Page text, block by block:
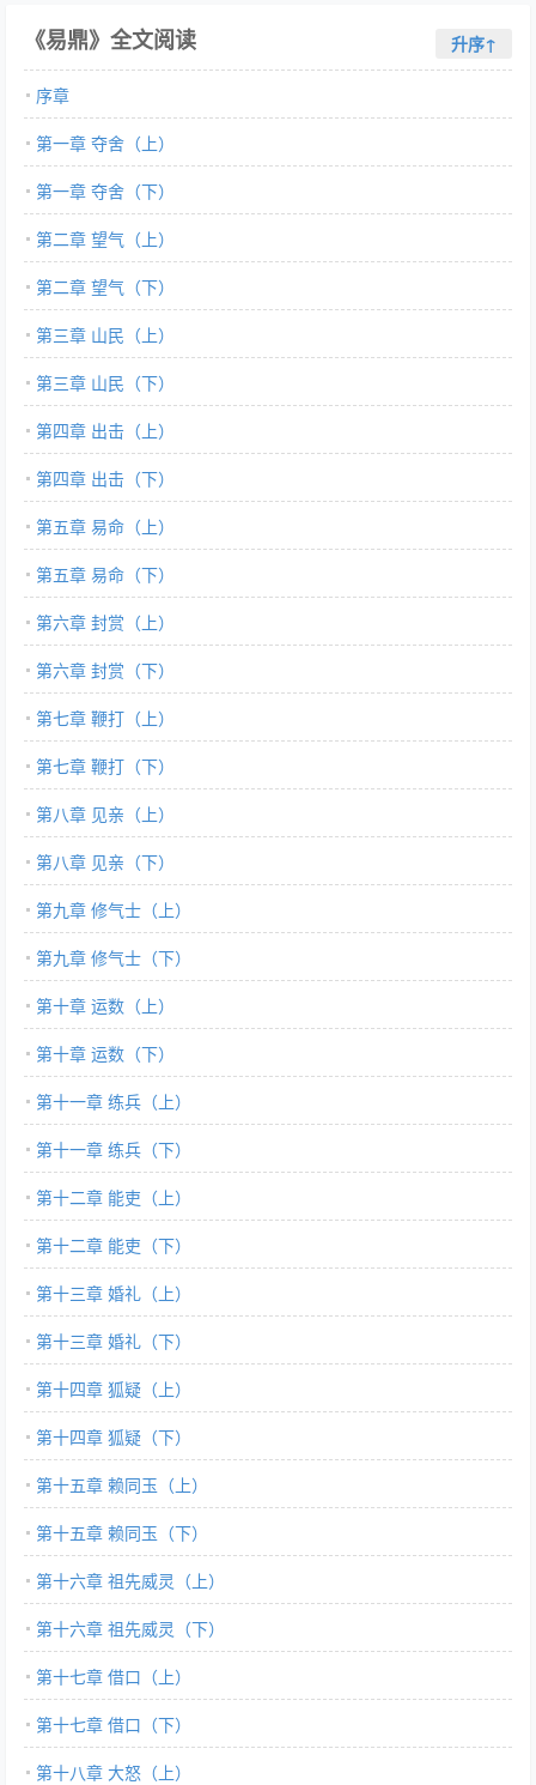
《易鼎》全文阅读 升序↑
序章
第一章 夺舍（上）
第一章 夺舍（下）
第二章 望气（上）
第二章 望气（下）
第三章 山民（上）
第三章 山民（下）
第四章 出击（上）
第四章 出击（下）
第五章 易命（上）
第五章 易命（下）
第六章 封赏（上）
第六章 封赏（下）
第七章 鞭打（上）
第七章 鞭打（下）
第八章 见亲（上）
第八章 见亲（下）
第九章 修气士（上）
第九章 修气士（下）
第十章 运数（上）
第十章 运数（下）
第十一章 练兵（上）
第十一章 练兵（下）
第十二章 能吏（上）
第十二章 能吏（下）
第十三章 婚礼（上）
第十三章 婚礼（下）
第十四章 狐疑（上）
第十四章 狐疑（下）
第十五章 赖同玉（上）
第十五章 赖同玉（下）
第十六章 祖先威灵（上）
第十六章 祖先威灵（下）
第十七章 借口（上）
第十七章 借口（下）
第十八章 大怒（上）